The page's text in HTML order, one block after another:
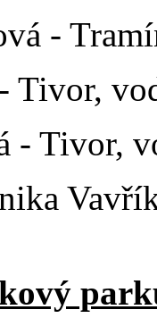
-
Tivor,
- Tivor,